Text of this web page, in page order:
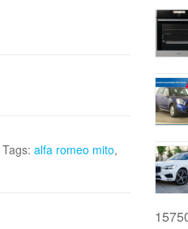
Tags: alfa romeo mito,